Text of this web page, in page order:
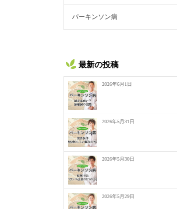
パーキンソン病
最新の投稿
2026年6月1日
2026年5月31日
2026年5月30日
2026年5月29日